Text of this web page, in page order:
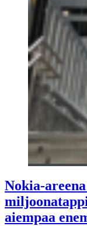
Nokia-
aiempaa